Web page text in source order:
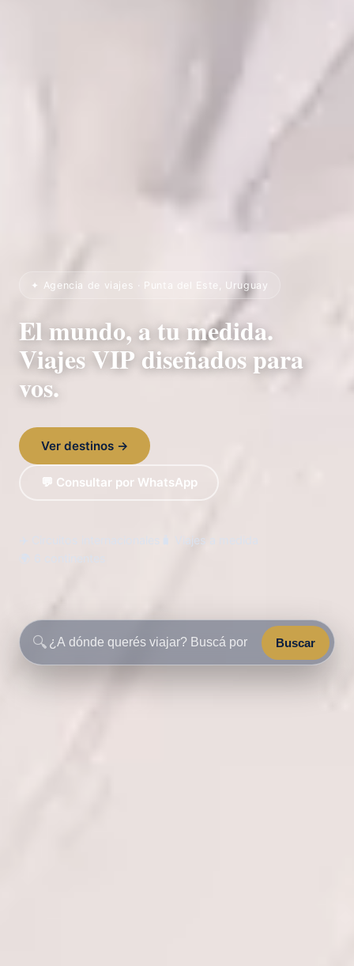
✦ Agencia de viajes · Punta del Este, Uruguay
El mundo, a tu medida.
Viajes VIP diseñados para
vos.
Ver destinos →
💬 Consultar por WhatsApp
🧳 Viajes a medida
🔍 Buscar